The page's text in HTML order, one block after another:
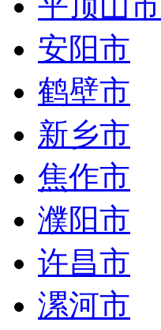
安阳市
鹤壁市
新乡市
焦作市
濮阳市
许昌市
漯河市